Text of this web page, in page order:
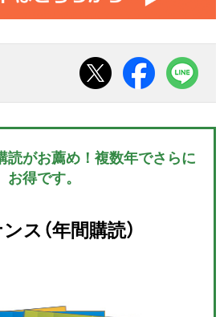
読がお薦め！複数年でさらに
お得です。
（年間購読）